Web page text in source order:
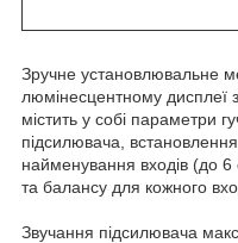
Зручне установлювальне
люмінесцентному дисплеї
містить у собі параметри
підсилювача,
найменування входів (до 6
та балансу для кожного
Звучання підсилювача